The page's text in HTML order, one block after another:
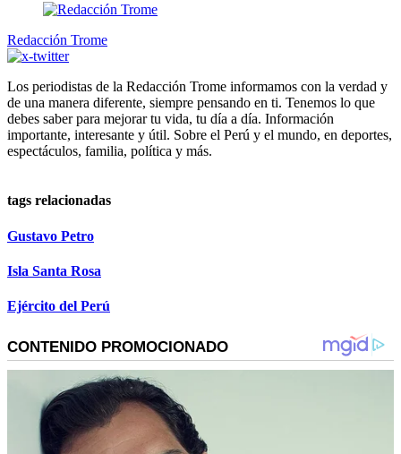
Redacción Trome
Los periodistas de la Redacción Trome informamos con la verdad y
de una manera diferente, siempre pensando en ti. Tenemos lo que
debes saber para mejorar tu vida, tu día a día. Información
importante, interesante y útil. Sobre el Perú y el mundo, en deportes,
espectáculos, familia, política y más.
tags relacionadas
Gustavo Petro
Isla Santa Rosa
Ejército del Perú